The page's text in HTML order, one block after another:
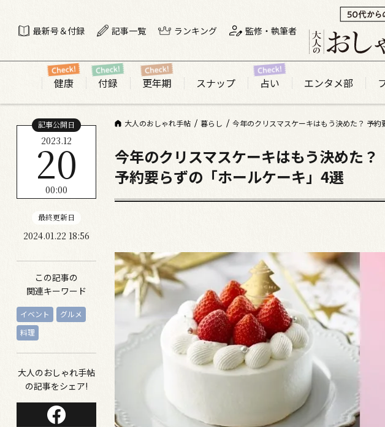
最新号＆付録 記事一覧 ランキング 監修・執筆者
健康 付録 更年期 スナップ 占い エンタメ部
大人のおしゃれ手帖 暮らし 今年のクリスマスケーキはもう決めた？ 予
記事公開日
2023.12
20
00:00
最終更新日
2024.01.22 18:56
この記事の
関連キーワード
イベント
グルメ
料理
大人のおしゃれ手帖
の記事をシェア!
今年のクリスマスケーキはもう決めた？
予約要らずの「ホールケーキ」4選